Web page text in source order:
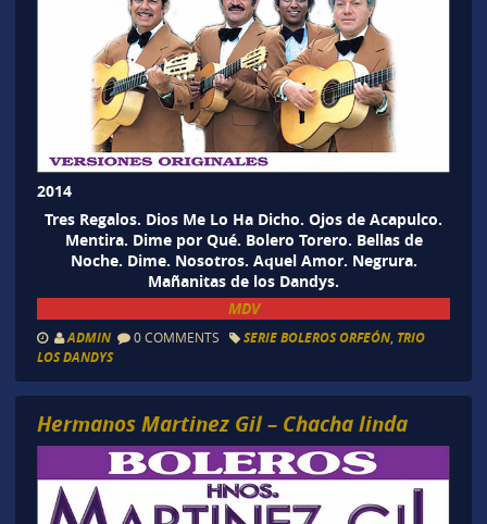
2014
Tres Regalos. Dios Me Lo Ha Dicho. Ojos de Acapulco.
Mentira. Dime por Qué. Bolero Torero. Bellas de
Noche. Dime. Nosotros. Aquel Amor. Negrura.
Mañanitas de los Dandys.
MDV
ADMIN 0 COMMENTS SERIE BOLEROS ORFEÓN, TRIO
LOS DANDYS
Hermanos Martinez Gil – Chacha linda